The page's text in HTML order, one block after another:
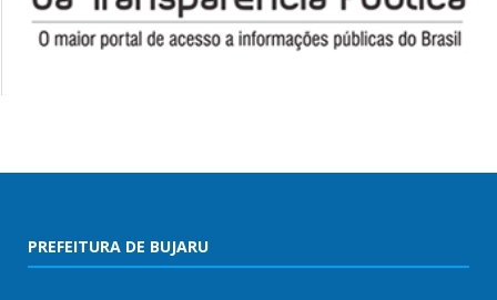
PREFEITURA DE BUJARU